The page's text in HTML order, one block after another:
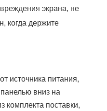
экрана, не
когда держите
источника питания,
вниз на
комплекта поставки,